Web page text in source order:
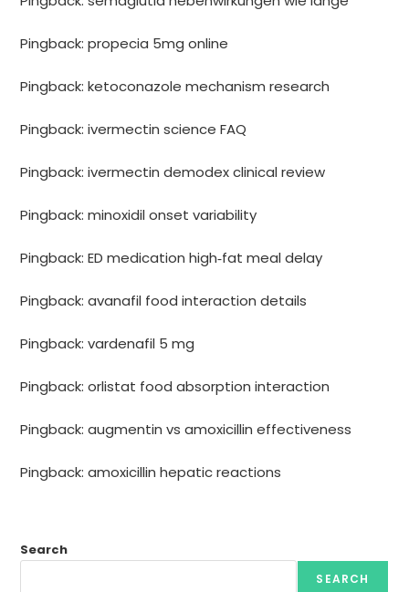
Pingback:propecia 5mg online
Pingback:ketoconazole mechanism research
Pingback:ivermectin science FAQ
Pingback:ivermectin demodex clinical review
Pingback:minoxidil onset variability
Pingback:ED medication high‑fat meal delay
Pingback:avanafil food interaction details
Pingback:vardenafil 5 mg
Pingback:orlistat food absorption interaction
Pingback:augmentin vs amoxicillin effectiveness
Pingback:amoxicillin hepatic reactions
Search
SEARCH